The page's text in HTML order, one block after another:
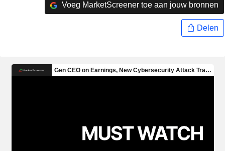
Voeg MarketScreener toe aan jouw bronnen
Delen